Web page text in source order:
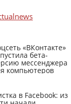
«ВКонтакте»
бета-
мессенджера
компьютеров
в Facebook: из